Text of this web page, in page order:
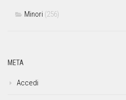
Minori (256)
META
Accedi